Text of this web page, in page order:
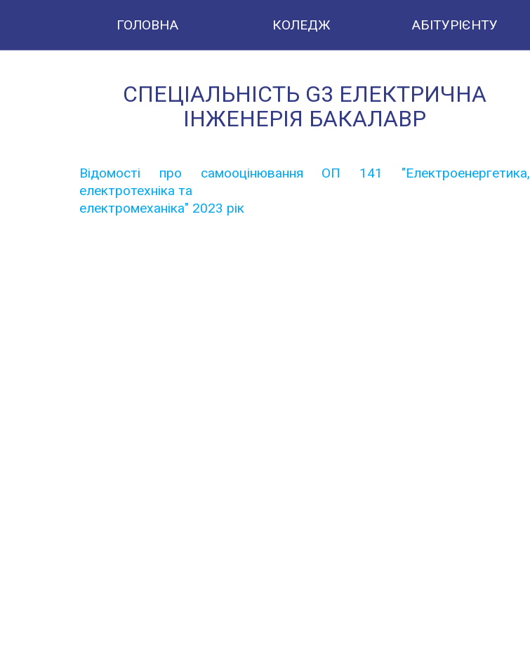
ГОЛОВНА КОЛЕДЖ АБІТУРІЄНТУ
СПЕЦІАЛЬНІСТЬ G3 ЕЛЕКТРИЧНА
ІНЖЕНЕРІЯ БАКАЛАВР
Відомості про самооцінювання ОП 141 "Електроенергетика,
електротехніка та
електромеханіка" 2023 рік